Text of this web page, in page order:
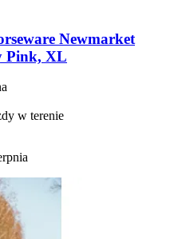
Newmarket
Pink, XL
w terenie